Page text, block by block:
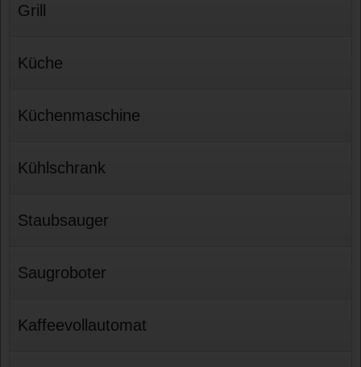
Grill
Küche
Küchenmaschine
Kühlschrank
Staubsauger
Saugroboter
Kaffeevollautomat